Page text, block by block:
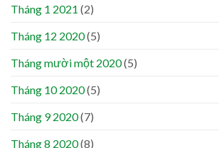
Tháng 1 2021 (2)
Tháng 12 2020(5)
Tháng mười một 2020(5)
Tháng 10 2020(5)
Tháng 9 2020(7)
Tháng 8 2020(8)